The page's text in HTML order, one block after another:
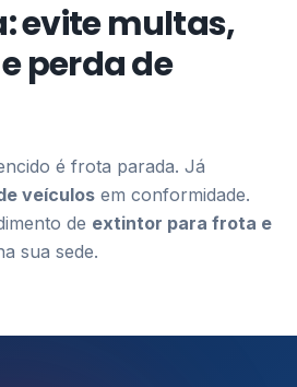
evite multas,
perda de
é frota parada. Já
veículos em conformidade.
de extintor para frota e
sua sede.